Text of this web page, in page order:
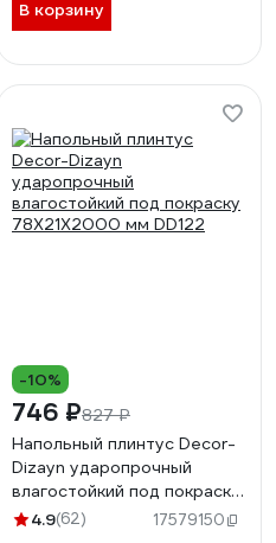
В корзину
-10%
746 ₽827 ₽
Напольный плинтус Decor-
Dizayn ударопрочный
влагостойкий под покраску
78Х21Х2000 мм DD122
4.9(62) 17579150